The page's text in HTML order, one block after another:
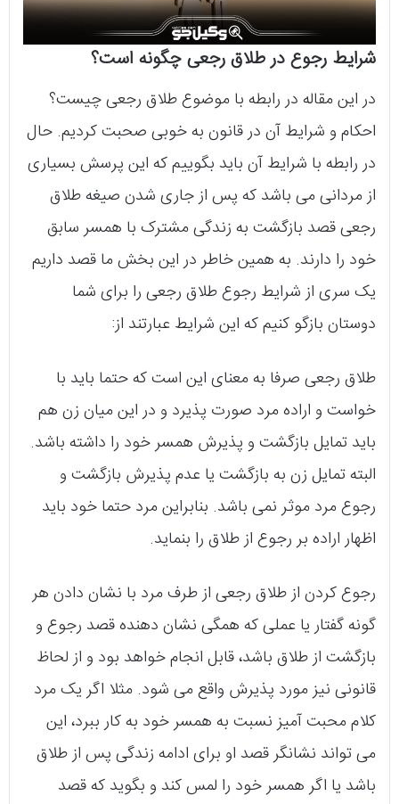
شرایط رجوع در طلاق رجعی چگونه است؟
در این مقاله در رابطه با موضوع طلاق رجعی چیست؟
احکام و شرایط آن در قانون به خوبی صحبت کردیم. حال
در رابطه با شرایط آن باید بگوییم که این پرسش بسیاری
از مردانی می‌ باشد که پس از جاری شدن صیغه‌ طلاق
رجعی قصد بازگشت به زندگی مشترک با همسر سابق
خود را دارند. به همین خاطر در این بخش ما قصد داریم
یک سری از شرایط رجوع طلاق رجعی را برای شما
دوستان بازگو کنیم که این شرایط عبارتند از:
طلاق رجعی صرفا به معنای این است که حتما باید با
خواست و اراده‌ مرد صورت پذیرد و در این میان زن هم
باید تمایل بازگشت و پذیرش همسر خود را داشته باشد.
البته تمایل زن به بازگشت یا عدم پذیرش بازگشت و
رجوع مرد موثر نمی‌ باشد. بنابراین مرد حتما خود باید
اظهار اراده بر رجوع از طلاق را بنماید.
رجوع کردن از طلاق رجعی از طرف مرد با نشان دادن هر
گونه گفتار یا عملی که همگی نشان دهنده‌ قصد رجوع و
بازگشت از طلاق باشد، قابل انجام خواهد بود و از لحاظ
قانونی نیز مورد پذیرش واقع می‌ شود. مثلا اگر یک مرد
کلام محبت آمیز نسبت به همسر خود به کار ببرد، این
می‌ تواند نشانگر قصد او برای ادامه‌ زندگی پس از طلاق
باشد یا اگر همسر خود را لمس کند و بگوید که قصد